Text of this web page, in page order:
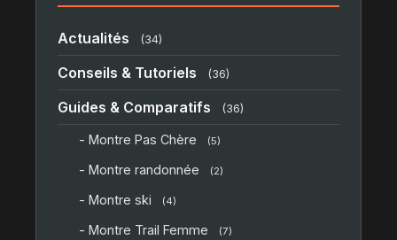
Actualités (34)
Conseils & Tutoriels (36)
Guides & Comparatifs (36)
- Montre Pas Chère (5)
- Montre randonnée (2)
- Montre ski (4)
- Montre Trail Femme (7)